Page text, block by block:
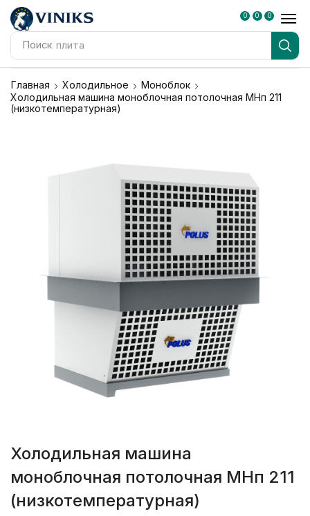
Поиск плита
0 0 0
Главная Холодильное
Моноблок
Холодильная машина моноблочная потолочная МНп 211
(низкотемпературная)
Холодильная машина
моноблочная потолочная МНп 211
(низкотемпературная)